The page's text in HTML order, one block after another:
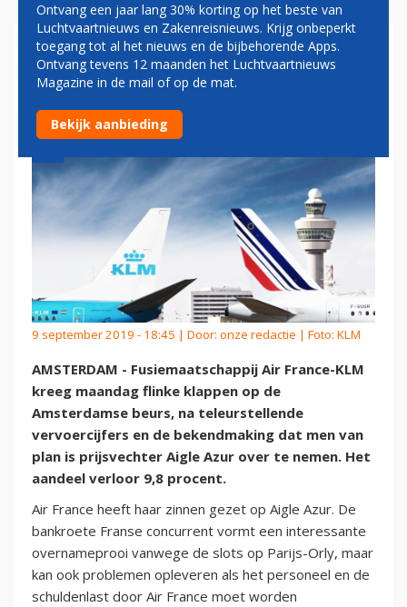
AANDEEL AIR FRANCE-KLM
FORS IN DE MIN OP DAMRAK
9 september 2019 - 18:45 | Door: onze redactie | Foto: KLM
AMSTERDAM - Fusiemaatschappij Air France-KLM
kreeg maandag flinke klappen op de
Amsterdamse beurs, na teleurstellende
vervoercijfers en de bekendmaking dat men van
plan is prijsvechter Aigle Azur over te nemen. Het
aandeel verloor 9,8 procent.
Air France heeft haar zinnen gezet op Aigle Azur. De
bankroete Franse concurrent vormt een interessante
overnameprooi vanwege de slots op Parijs-Orly, maar
kan ook problemen opleveren als het personeel en de
schuldenlast door Air France moet worden
Ontvang een jaar lang 30% korting op het beste van
Luchtvaartnieuws en Zakenreisnieuws. Krijg onbeperkt
toegang tot al het nieuws en de bijbehorende Apps.
Ontvang tevens 12 maanden het Luchtvaartnieuws
Magazine in de mail of op de mat.
Bekijk aanbieding